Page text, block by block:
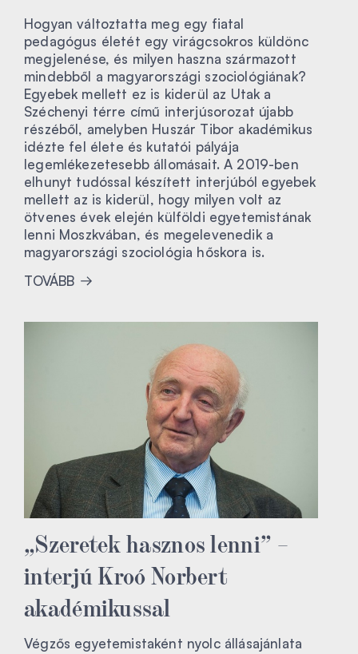
Hogyan változtatta meg egy fiatal
pedagógus életét egy virágcsokros küldönc
megjelenése, és milyen haszna származott
mindebből a magyarországi szociológiának?
Egyebek mellett ez is kiderül az Utak a
Széchenyi térre című interjúsorozat újabb
részéből, amelyben Huszár Tibor akadémikus
idézte fel élete és kutatói pályája
legemlékezetesebb állomásait. A 2019-ben
elhunyt tudóssal készített interjúból egyebek
mellett az is kiderül, hogy milyen volt az
ötvenes évek elején külföldi egyetemistának
lenni Moszkvában, és megelevenedik a
magyarországi szociológia hőskora is.
TOVÁBB
„Szeretek hasznos lenni” –
interjú Kroó Norbert
akadémikussal
Végzős egyetemistaként nyolc állásajánlata